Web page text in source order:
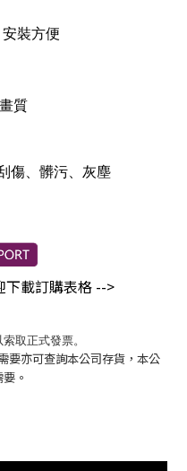
裝方便
質
傷、髒污、灰塵
下載訂購表格 -->
取正式發票。
要亦可查詢本公司存貨，本公
。